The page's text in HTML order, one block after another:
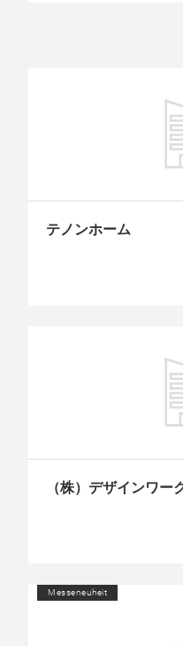
テノンホーム
（株）デザインワー
Messeneuheit